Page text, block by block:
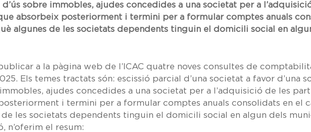
sobre immobles, ajudes concedides a una societat per a
absorbeix posteriorment i termini per a formular comptes anuals
algunes de les societats dependents tinguin el domicili social en
a la pàgina web de l’ICAC quatre noves consultes de
Els temes tractats són: escissió parcial d’una societat a favor d’una
ajudes concedides a una societat per a l’adquisició de les
i termini per a formular comptes anuals consolidats en el
les societats dependents tinguin el domicili social en algun dels
n’oferim el resum: